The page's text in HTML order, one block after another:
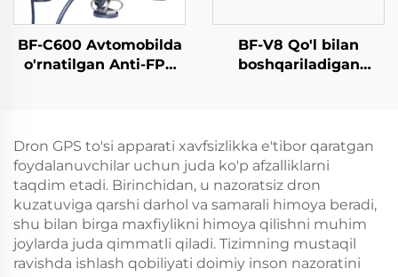
BF-C600 Avtomobilda
o'rnatilgan Anti-FPV
BF-V8 Qo'l bilan
boshqariladigan
bilan)
Dron GPS to'si apparati xavfsizlikka e'tibor qaratgan
foydalanuvchilar uchun juda ko'p afzalliklarni
taqdim etadi. Birinchidan, u nazoratsiz dron
kuzatuviga qarshi darhol va samarali himoya beradi,
shu bilan birga maxfiylikni himoya qilishni muhim
joylarda juda qimmatli qiladi. Tizimning mustaqil
ravishda ishlash qobiliyati doimiy inson nazoratini